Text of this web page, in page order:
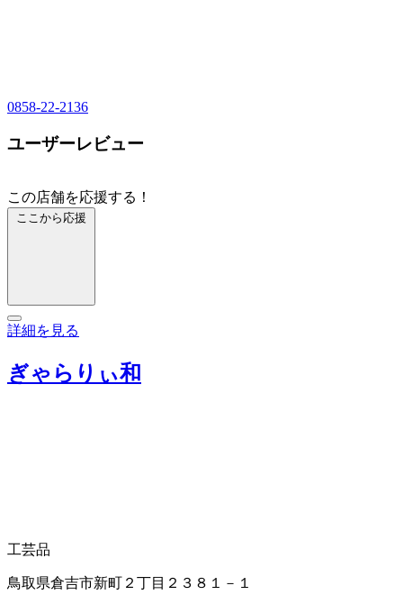
0858-22-2136
ユーザーレビュー
この店舗を応援する！
ここから応援
詳細を見る
ぎゃらりぃ和
工芸品
鳥取県倉吉市新町２丁目２３８１－１